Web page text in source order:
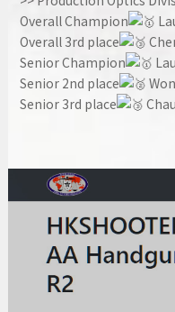
Overall Champion
Overall 3rd place
Senior Champion
Senior 2nd place
Senior 3rd place